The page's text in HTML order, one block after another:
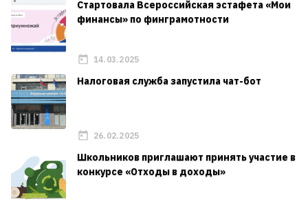
Стартовала Всероссийская эстафета «Мои
финансы» по финграмотности
14.03.2025
Налоговая служба запустила чат-бот
26.02.2025
Школьников приглашают принять участие в
конкурсе «Отходы в доходы»